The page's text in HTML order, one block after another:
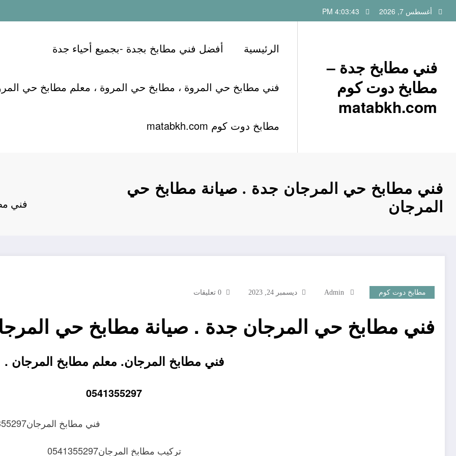
إلى
أغسطس 7, 2026 4:03:44 PM
فني مطابخ جدة –
مطابخ دوت كوم
matabkh.com
الرئيسية أفضل فني مطابخ بجدة -بجميع أحياء جدة
فني مطابخ حي المروة ، مطابخ حي المروة ، معلم مطابخ حي
مطابخ دوت كوم matabkh.com
فني مطابخ حي المرجان جدة . صيانة مطابخ حي
المرجان
فني
مطابخ دوت كوم Admin ديسمبر 24, 2023 0 تعليقات
فني مطابخ حي المرجان جدة . صيانة مطابخ حي
فني مطابخ المرجان. معلم مطابخ المرجان .
0541355297
فني مطابخ المرجان0541355297
تركيب مطابخ المرجان0541355297